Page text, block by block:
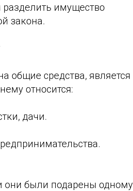
имущество
закона.
общие средства, является
относится:
дачи.
они были подарены одному